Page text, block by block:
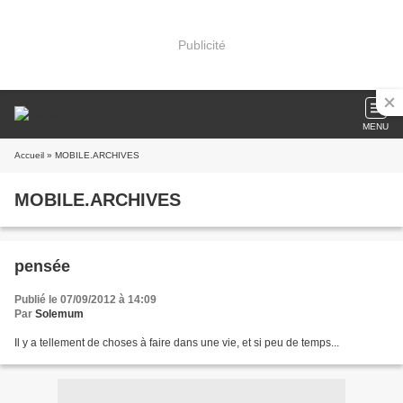
Publicité
MENU
Accueil » MOBILE.ARCHIVES
MOBILE.ARCHIVES
pensée
Publié le 07/09/2012 à 14:09
Par Solemum
Il y a tellement de choses à faire dans une vie, et si peu de temps...